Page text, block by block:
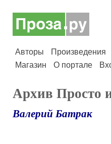
Авторы Произведения
Магазин
О портале
Архив Просто
Валерий Батрак